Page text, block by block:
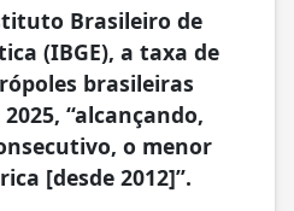
Brasileiro de
(IBGE), a taxa de
brasileiras
“alcançando,
o menor
[desde 2012]”.